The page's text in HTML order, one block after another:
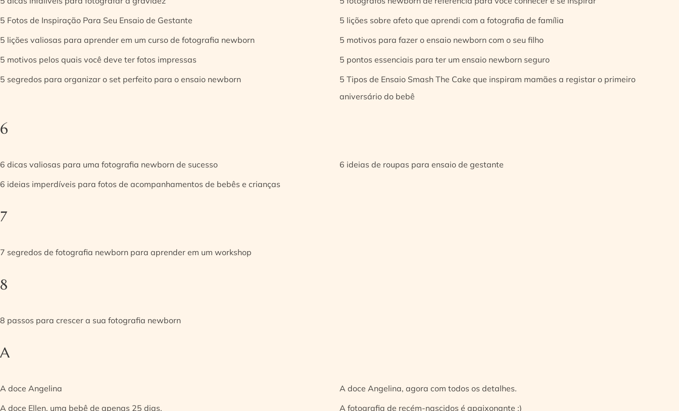
5 Fotos de Inspiração Para Seu Ensaio de Gestante
5 lições sobre afeto que aprendi com a fotografia de família
5 lições valiosas para aprender em um curso de fotografia newborn
5 motivos para fazer o ensaio newborn com o seu filho
5 motivos pelos quais você deve ter fotos impressas
5 pontos essenciais para ter um ensaio newborn seguro
5 segredos para organizar o set perfeito para o ensaio newborn
5 Tipos de Ensaio Smash The Cake que inspiram mamães a registar o primeiro
aniversário do bebê
6
6 dicas valiosas para uma fotografia newborn de sucesso
6 ideias de roupas para ensaio de gestante
6 ideias imperdíveis para fotos de acompanhamentos de bebês e crianças
7
7 segredos de fotografia newborn para aprender em um workshop
8
8 passos para crescer a sua fotografia newborn
A
A doce Angelina
A doce Angelina, agora com todos os detalhes.
A doce Ellen, uma bebê de apenas 25 dias.
A fotografia de recém-nascidos é apaixonante :)